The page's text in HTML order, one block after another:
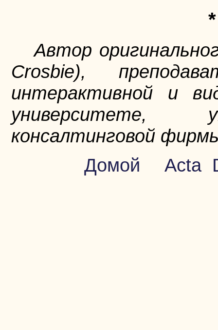
Автор
Crosbie),
интерактивной и
университете,
консалтинговой
Домой
Acta